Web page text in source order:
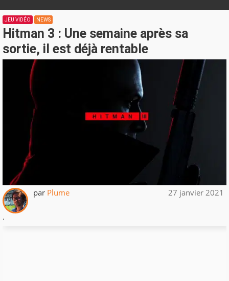
JEU VIDÉO NEWS
Hitman 3 : Une semaine après sa
sortie, il est déjà rentable
par Plume 27 janvier 2021
.